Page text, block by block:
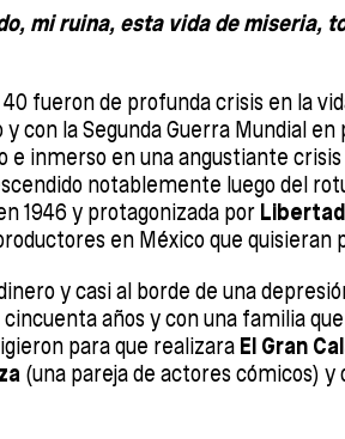
mi ruina, esta vida de miseria,
fueron de profunda crisis en la
con la Segunda Guerra Mundial en
inmerso en una angustiante
notablemente luego del
1946 y protagonizada por
en México que quisieran
y casi al borde de una
años y con una familia
para que realizara El Gran
(una pareja de actores cómicos)